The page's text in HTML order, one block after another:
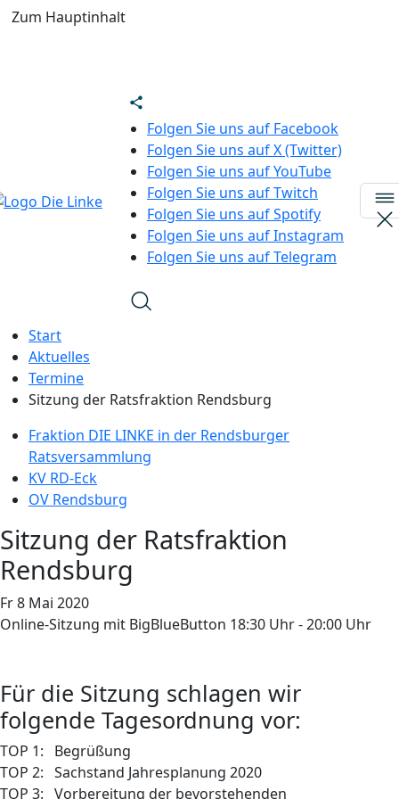
Zum Hauptinhalt
Folgen Sie uns auf Facebook
Folgen Sie uns auf X (Twitter)
Folgen Sie uns auf YouTube
Folgen Sie uns auf Twitch
Folgen Sie uns auf Spotify
Folgen Sie uns auf Instagram
Folgen Sie uns auf Telegram
Start
Aktuelles
Termine
Sitzung der Ratsfraktion Rendsburg
Fraktion DIE LINKE in der Rendsburger
Ratsversammlung
KV RD-Eck
OV Rendsburg
Sitzung der Ratsfraktion
Rendsburg
Fr8 Mai 2020
Online-Sitzung mit BigBlueButton 18:30 Uhr - 20:00 Uhr
Für die Sitzung schlagen wir
folgende Tagesordnung vor:
TOP 1: Begrüßung
TOP 2: Sachstand Jahresplanung 2020
TOP 3: Vorbereitung der bevorstehenden